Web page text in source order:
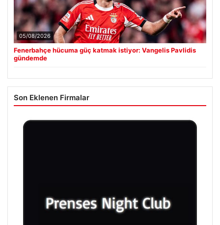
05/08/2026
Fenerbahçe hücuma güç katmak istiyor: Vangelis Pavlidis
gündemde
Son Eklenen Firmalar